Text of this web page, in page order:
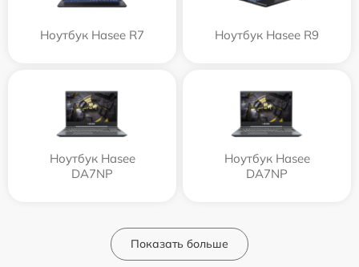
Ноутбук Hasee R7 Ноутбук Hasee R9
Ноутбук Hasee
DA7NP
Ноутбук Hasee
DA7NP
Показать больше